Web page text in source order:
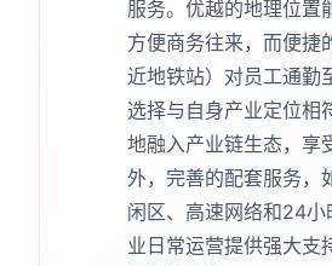
服务。优越的地理位置
方便商务往来，而便捷
近地铁站）对员工通勤
选择与自身产业定位相
地融入产业链生态，享
外，完善的配套服务，
闲区、高速网络和24
业日常运营提供强大支